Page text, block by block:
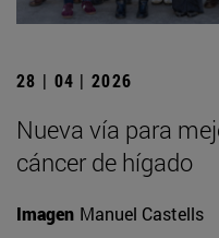
28 | 04 | 2026
Nueva vía para
cáncer de hígado
Imagen Manuel Castells